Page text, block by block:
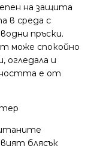
на защита
в среда с
пръски.
може спокойно
огледала и
е от
блясък